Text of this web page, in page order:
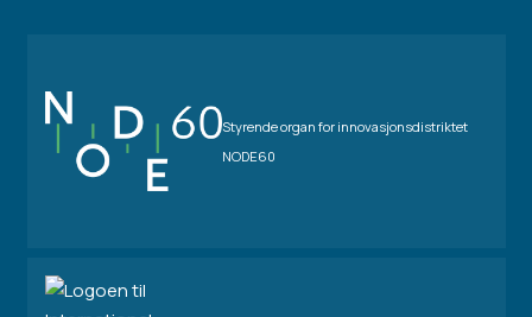
Styrende organ for innovasjonsdistriktet
NODE60